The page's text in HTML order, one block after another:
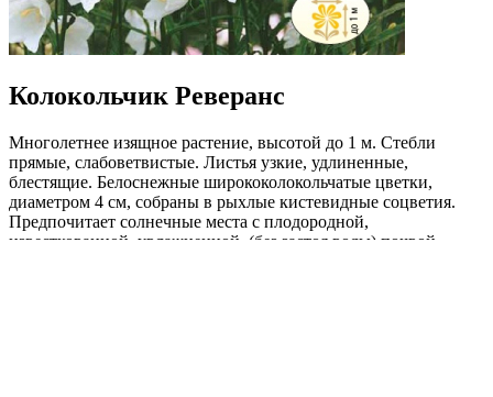
Колокольчик Реверанс
Многолетнее изящное растение, высотой до 1 м. Стебли
прямые, слабоветвистые. Листья узкие, удлиненные,
блестящие. Белоснежные ширококолокольчатые цветки,
диаметром 4 см, собраны в рыхлые кистевидные соцветия.
Предпочитает солнечные места с плодородной,
известкованной, увлажненной (без застоя воды) почвой.